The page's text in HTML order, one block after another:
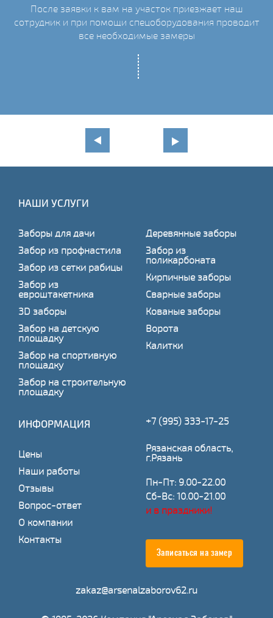
После заявки к вам на участок приезжает наш
сотрудник и при помощи спецоборудования проводит
все необходимые замеры
НАШИ УСЛУГИ
Заборы для дачи
Забор из профнастила
Забор из сетки рабицы
Забор из
евроштакетника
3D заборы
Забор на детскую
площадку
Забор на спортивную
площадку
Забор на строительную
площадку
Деревянные заборы
Забор из
поликарбоната
Кирпичные заборы
Сварные заборы
Кованые заборы
Ворота
Калитки
ИНФОРМАЦИЯ
Цены
Наши работы
Отзывы
Вопрос-ответ
О компании
Контакты
+7 (995) 333-17-25
Рязанская область,
г.Рязань
Пн-Пт: 9.00-22.00
Сб-Вс: 10.00-21.00
и в праздники!
Записаться на замер
zakaz@arsenalzaborov62.ru